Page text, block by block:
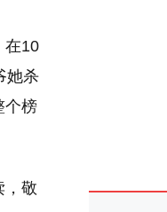
在10
她杀
个榜
，敬